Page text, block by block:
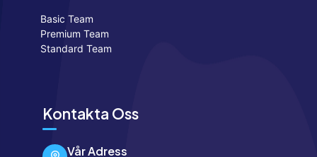
Basic Team
Premium Team
Standard Team
Kontakta Oss
Vår Adress